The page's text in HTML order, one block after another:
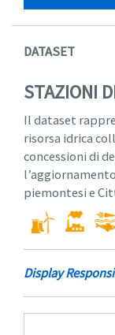
DATASET
STAZIONI
Il dataset
risorsa idrica
concessioni di
piemontesi e
Display